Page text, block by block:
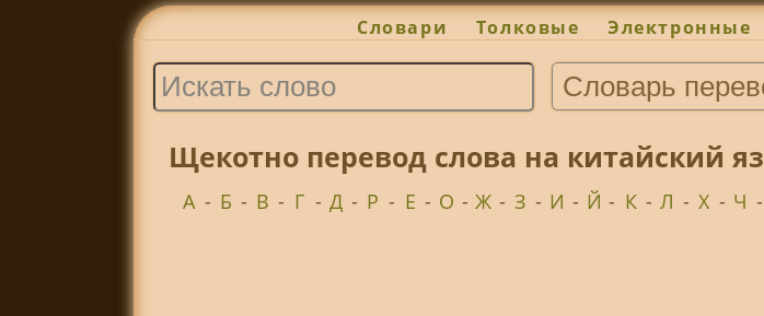
Словари Толковые Электронные
Щекотно перевод слова на китайский
А - Б - В - Г - Д - Р - Е - О - Ж - З - И - Й - К - Л - Х - Ч -